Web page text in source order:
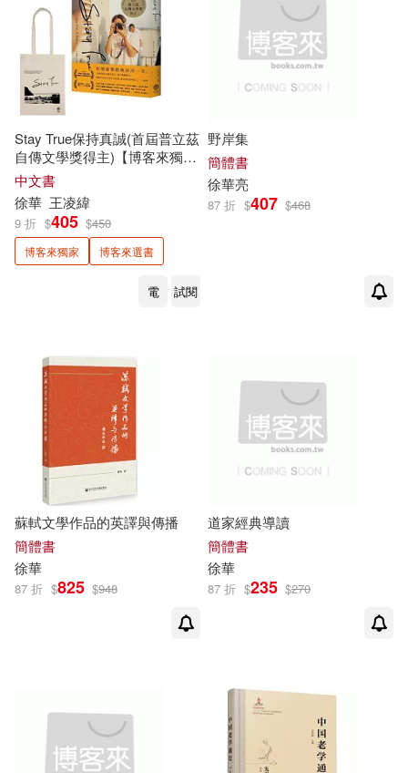
Stay True保持真誠(首屆普立茲
自傳文學獎得主)【博客來獨家
限量贈品版】
中文書
徐華 王凌緯
9 折 $405 $450
博客來獨家 博客來選書
電 試閱
野岸集
簡體書
徐華亮
87 折 $407 $468
蘇軾文學作品的英譯與傳播
簡體書
徐華
87 折 $825 $948
道家經典導讀
簡體書
徐華
87 折 $235 $270